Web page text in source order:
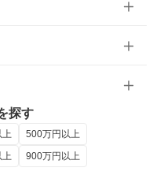
探す
上
500万円以上
上
900万円以上